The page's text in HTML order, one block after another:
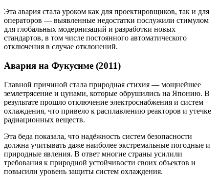
Эта авария стала уроком как для проектировщиков, так и для
операторов — выявленные недостатки послужили стимулом
для глобальных модернизаций и разработки новых
стандартов, в том числе постоянного автоматического
отключения в случае отклонений.
Авария на Фукусиме (2011)
Главной причиной стала природная стихия — мощнейшее
землетрясение и цунами, которые обрушились на Японию. В
результате прошло отключение электроснабжения и систем
охлаждения, что привело к расплавлению реакторов и утечке
радиационных веществ.
Эта беда показала, что надёжность систем безопасности
должна учитывать даже наиболее экстремальные погодные и
природные явления. В ответ многие страны усилили
требования к природной устойчивости своих объектов и
повысили уровень защиты систем охлаждения.